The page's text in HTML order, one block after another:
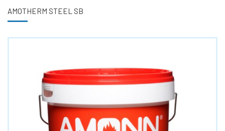
AMOTHERM STEEL SB